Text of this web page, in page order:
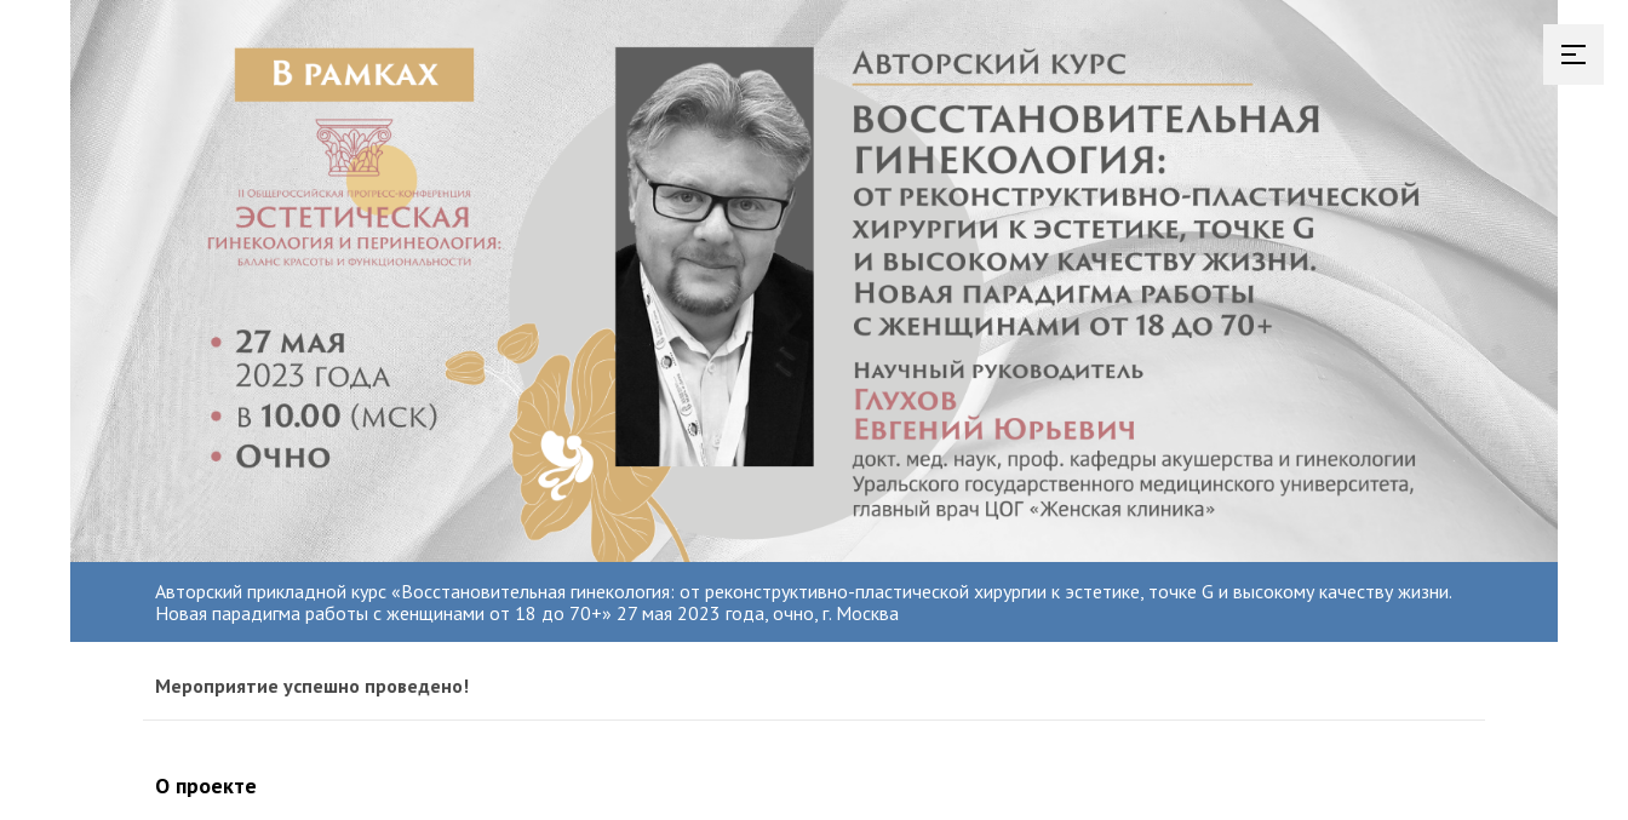
Авторский прикладной курс «Восстановительная гинекология: от реконструктивно-пластической хирургии к эстетике, точке G и высокому качеству жизни.
Новая парадигма работы с женщинами от 18 до 70+» 27 мая 2023 года, очно, г. Москва
Мероприятие успешно проведено!
О проекте